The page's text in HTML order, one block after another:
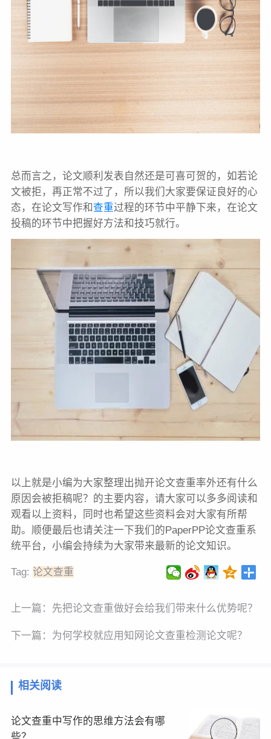
总而言之，论文顺利发表自然还是可喜可贺的，如若论
文被拒，再正常不过了，所以我们大家要保证良好的心
态，在论文写作和查重过程的环节中平静下来，在论文
投稿的环节中把握好方法和技巧就行。
以上就是小编为大家整理出抛开论文查重率外还有什么
原因会被拒稿呢？的主要内容，请大家可以多多阅读和
观看以上资料，同时也希望这些资料会对大家有所帮
助。顺便最后也请关注一下我们的PaperPP论文查重系
统平台，小编会持续为大家带来最新的论文知识。
Tag: 论文查重
上一篇： 先把论文查重做好会给我们带来什么优势呢？
下一篇： 为何学校就应用知网论文查重检测论文呢？
相关阅读
论文查重中写作的思维方法会有哪